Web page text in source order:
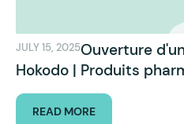
JULY 15, 2025Ouverture
Hokodo | Produits
READ MORE